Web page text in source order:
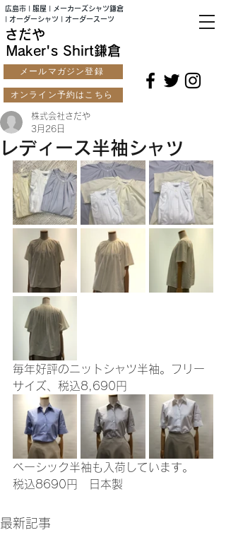
さだや
オンライン予約はこちら
メールマガジン登録
Maker's Shirt鎌倉
広島市 | 服屋 | メーカーズシャツ鎌倉
| オーダーシャツ | オーダースーツ
レディース半袖シャツ
株式会社さだや
3月26日
毎年好評のニットシャツ半袖。フリー
サイズ、税込8,690円
ベーシック半袖も入荷しています。
税込8690円　日本製
最新記事